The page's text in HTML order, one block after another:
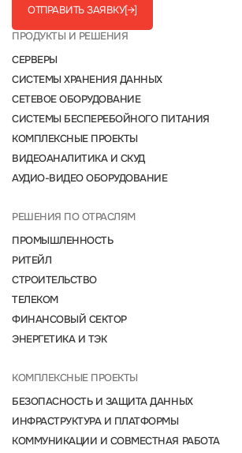
ОТПРАВИТЬ ЗАЯВКУ[→]
ПРОДУКТЫ И РЕШЕНИЯ
СЕРВЕРЫ
СИСТЕМЫ ХРАНЕНИЯ ДАННЫХ
СЕТЕВОЕ ОБОРУДОВАНИЕ
СИСТЕМЫ БЕСПЕРЕБОЙНОГО ПИТАНИЯ
КОМПЛЕКСНЫЕ ПРОЕКТЫ
ВИДЕОАНАЛИТИКА И СКУД
АУДИО-ВИДЕО ОБОРУДОВАНИЕ
РЕШЕНИЯ ПО ОТРАСЛЯМ
ПРОМЫШЛЕННОСТЬ
РИТЕЙЛ
СТРОИТЕЛЬСТВО
ТЕЛЕКОМ
ФИНАНСОВЫЙ СЕКТОР
ЭНЕРГЕТИКА И ТЭК
КОМПЛЕКСНЫЕ ПРОЕКТЫ
БЕЗОПАСНОСТЬ И ЗАЩИТА ДАННЫХ
ИНФРАСТРУКТУРА И ПЛАТФОРМЫ
КОММУНИКАЦИИ И СОВМЕСТНАЯ РАБОТА